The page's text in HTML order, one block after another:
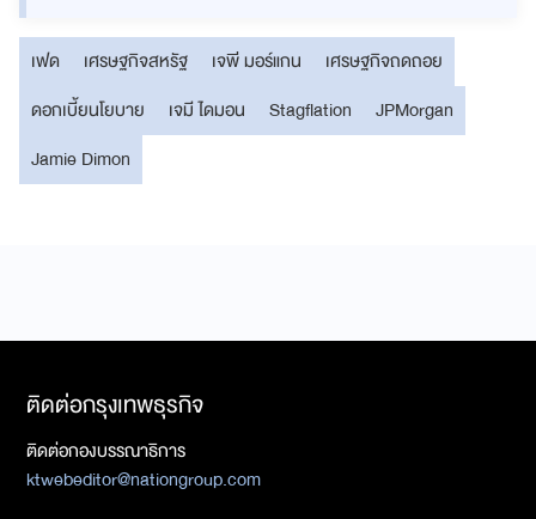
เฟด เศรษฐกิจสหรัฐ เจพี มอร์แกน
เศรษฐกิจถดถอย
ดอกเบี้ยนโยบาย
เจมี ไดมอน Stagflation
JPMorgan
Jamie Dimon
ติดต่อกรุงเทพธุรกิจ
ติดต่อกองบรรณาธิการ
ktwebeditor@nationgroup.com